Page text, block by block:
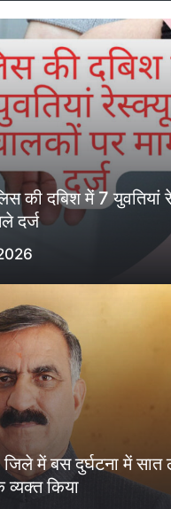
की दबिश में 7 युवतियां
दर्ज
में बस दुर्घटना में सात
किया